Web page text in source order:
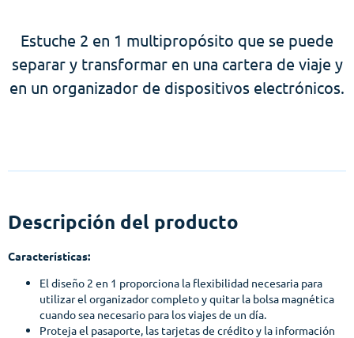
Estuche 2 en 1 multipropósito que se puede
separar y transformar en una cartera de viaje y
en un organizador de dispositivos electrónicos.
Descripción del producto
Características:
El diseño 2 en 1 proporciona la flexibilidad necesaria para
utilizar el organizador completo y quitar la bolsa magnética
cuando sea necesario para los viajes de un día.
Proteja el pasaporte, las tarjetas de crédito y la información